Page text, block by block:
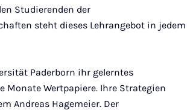
Studierenden der
steht dieses Lehrangebot in jedem
Paderborn ihr gelerntes
Wertpapiere. Ihre Strategien
Andreas Hagemeier. Der